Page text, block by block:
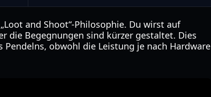
and Shoot“-Philosophie. Du wirst auf
die Begegnungen sind kürzer gestaltet. Dies
obwohl die Leistung je nach Hardware